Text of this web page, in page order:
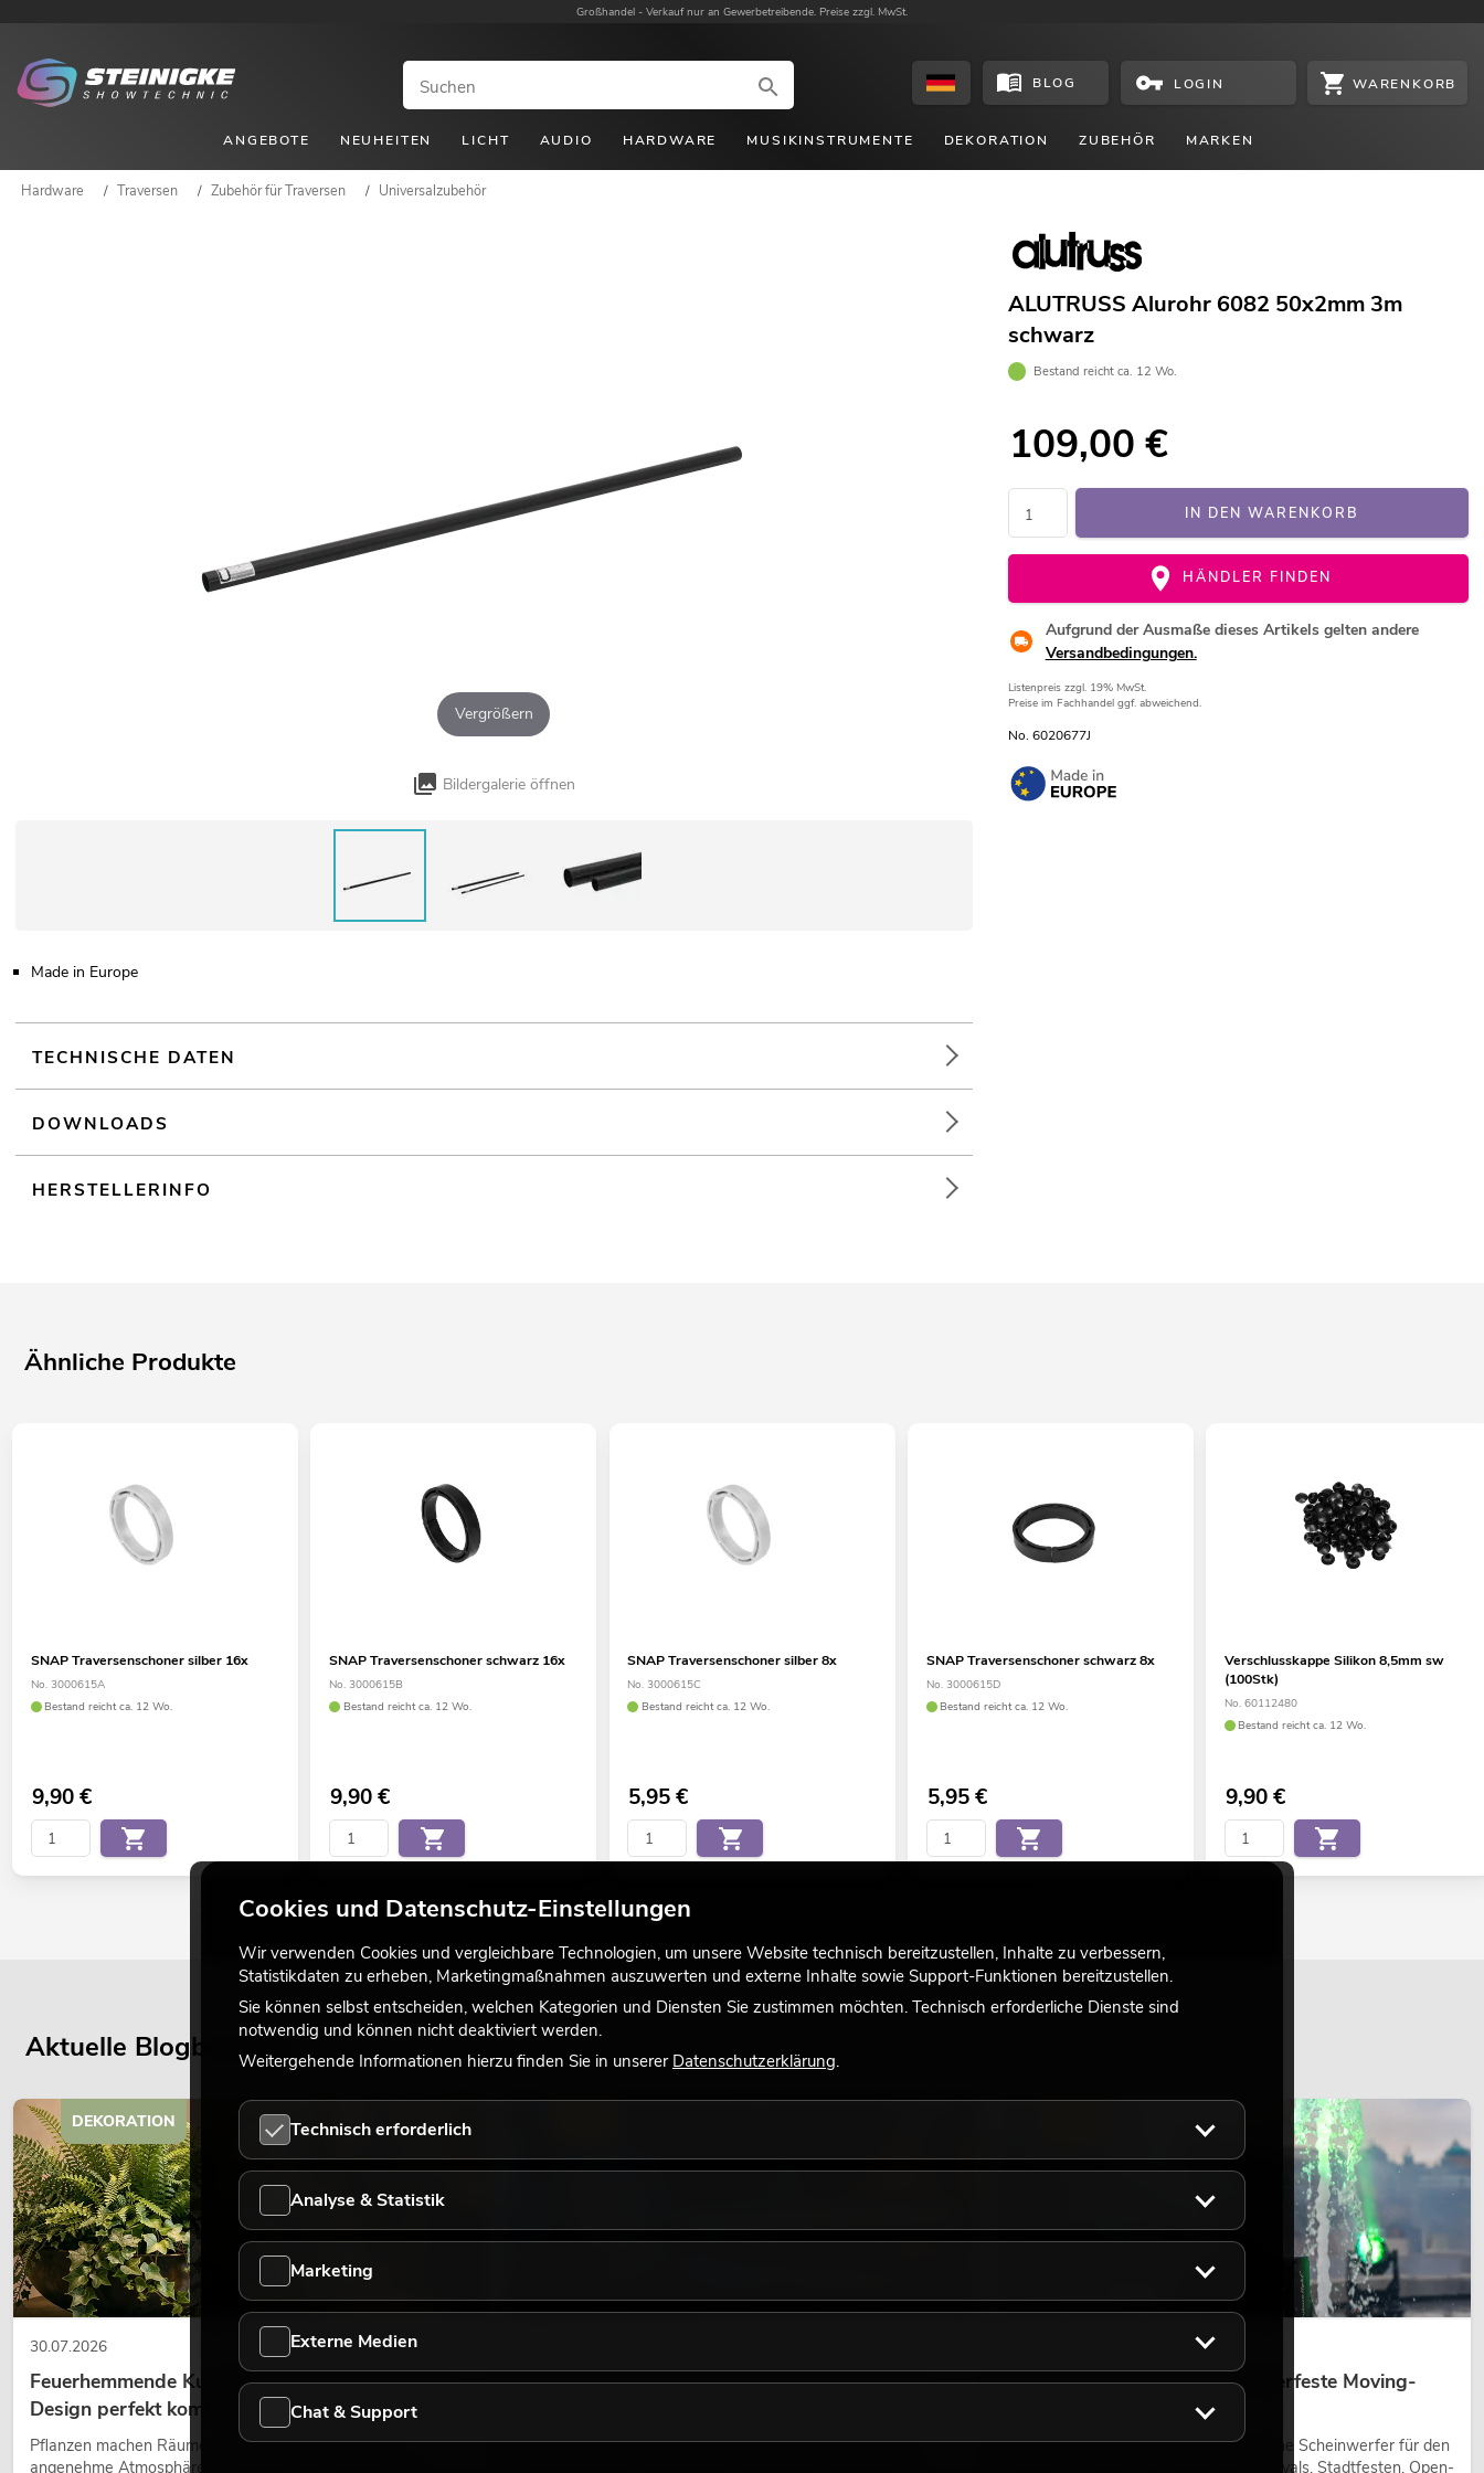
Großhandel - Verkauf nur an Gewerbetreibende. Preise zzgl. MwSt.
BLOG LOGIN WARENKORB
ANGEBOTE NEUHEITEN LICHT AUDIO HARDWARE MUSIKINSTRUMENTE DEKORATION ZUBEHÖR MARKEN
Hardware / Traversen / Zubehör für Traversen / Universalzubehör
Vergrößern
Bildergalerie öffnen
ALUTRUSS Alurohr 6082 50x2mm 3m
schwarz
Bestand reicht ca. 12 Wo.
109,00 €
IN DEN WARENKORB
HÄNDLER FINDEN
Aufgrund der Ausmaße dieses Artikels gelten andere
Versandbedingungen.
Listenpreis zzgl. 19% MwSt.
Preise im Fachhandel ggf. abweichend.
No. 6020677J
Made in Europe
TECHNISCHE DATEN
DOWNLOADS
HERSTELLERINFO
Ähnliche Produkte
SNAP Traversenschoner silber 16x
No. 3000615A
Bestand reicht ca. 12 Wo.
9,90€
SNAP Traversenschoner schwarz 16x
No. 3000615B
Bestand reicht ca. 12 Wo.
9,90€
SNAP Traversenschoner silber 8x
No. 3000615C
Bestand reicht ca. 12 Wo.
5,95€
SNAP Traversenschoner schwarz 8x
No. 3000615D
Bestand reicht ca. 12 Wo.
5,95€
Verschlusskappe Silikon 8,5mm sw
(100Stk)
No. 60112480
Bestand reicht ca. 12 Wo.
9,90€
Aktuelle Blogbeiträge
30.07.2026
Feuerhemmende Kunstpflanzen: Sicherheit und
Design perfekt kombiniert
Pflanzen machen Räume lebendig. Sie schaffen eine
angenehme Atmosphäre, verbessern das Ambiente und
DEKORATION
Retro-Licht im modernen Lichtdesign: Warum
Sehr warmes Licht, sichtbare Leuchtflächen und farbige
Outdoor Moving-Heads: Wetterfeste Moving-
Outdoor Moving-Heads sind bewegliche Scheinwerfer für den
Einsatz im Freien. Sie werden bei Festivals, Stadtfesten, Open-
Cookies und Datenschutz-Einstellungen
Wir verwenden Cookies und vergleichbare Technologien, um unsere Website technisch bereitzustellen, Inhalte zu verbessern,
Statistikdaten zu erheben, Marketingmaßnahmen auszuwerten und externe Inhalte sowie Support-Funktionen bereitzustellen.
Sie können selbst entscheiden, welchen Kategorien und Diensten Sie zustimmen möchten. Technisch erforderliche Dienste sind
notwendig und können nicht deaktiviert werden.
Weitergehende Informationen hierzu finden Sie in unserer Datenschutzerklärung.
Technisch erforderlich
Analyse & Statistik
Marketing
Externe Medien
Chat & Support